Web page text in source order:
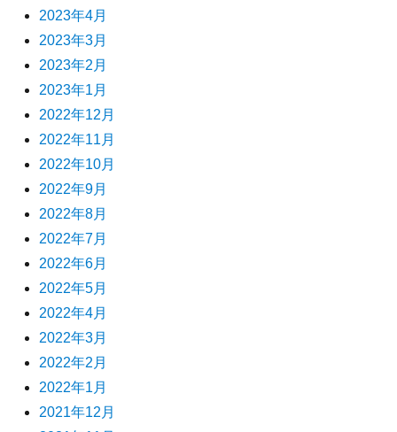
2023年4月
2023年3月
2023年2月
2023年1月
2022年12月
2022年11月
2022年10月
2022年9月
2022年8月
2022年7月
2022年6月
2022年5月
2022年4月
2022年3月
2022年2月
2022年1月
2021年12月